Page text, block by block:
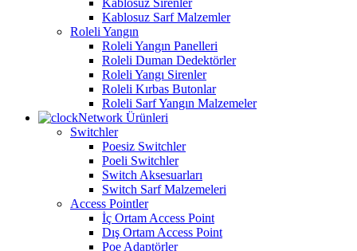
Kablosuz Sarf Malzemler
Roleli Yangın
Roleli Yangın Panelleri
Roleli Duman Dedektörler
Roleli Yangı Sirenler
Roleli Kırbas Butonlar
Roleli Sarf Yangın Malzemeler
Network Ürünleri
Switchler
Poesiz Switchler
Poeli Switchler
Switch Aksesuarları
Switch Sarf Malzemeleri
Access Pointler
İç Ortam Access Point
Dış Ortam Access Point
Poe Adaptörler